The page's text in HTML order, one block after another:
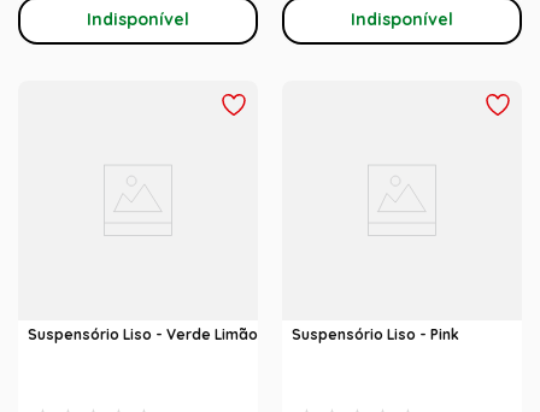
Indisponível Indisponível
Suspensório Liso - Verde Limão Suspensório Liso - Pink